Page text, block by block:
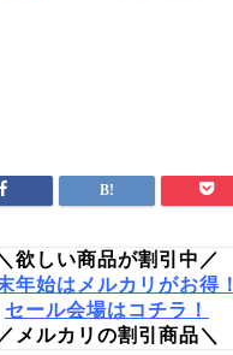
欲しい商品が割引中／
年始はメルカリがお得！
セール会場はコチラ！
／メルカリの割引商品＼